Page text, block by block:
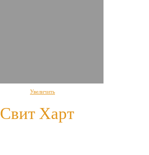
Увеличить
Свит Харт